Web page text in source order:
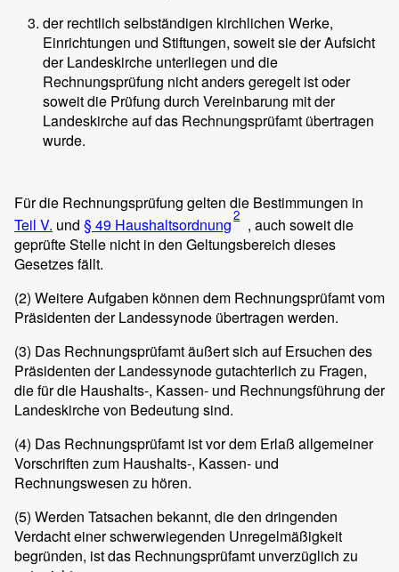
der rechtlich selbständigen kirchlichen Werke,
Einrichtungen und Stiftungen, soweit sie der Aufsicht
der Landeskirche unterliegen und die
Rechnungsprüfung nicht anders geregelt ist oder
soweit die Prüfung durch Vereinbarung mit der
Landeskirche auf das Rechnungsprüfamt übertragen
wurde.
Für die Rechnungsprüfung gelten die Bestimmungen in
Teil V. und § 49 Haushaltsordnung2 , auch soweit die
geprüfte Stelle nicht in den Geltungsbereich dieses
Gesetzes fällt.
(2) Weitere Aufgaben können dem Rechnungsprüfamt vom
Präsidenten der Landessynode übertragen werden.
(3) Das Rechnungsprüfamt äußert sich auf Ersuchen des
Präsidenten der Landessynode gutachterlich zu Fragen,
die für die Haushalts-, Kassen- und Rechnungsführung der
Landeskirche von Bedeutung sind.
(4) Das Rechnungsprüfamt ist vor dem Erlaß allgemeiner
Vorschriften zum Haushalts-, Kassen- und
Rechnungswesen zu hören.
(5) Werden Tatsachen bekannt, die den dringenden
Verdacht einer schwerwiegenden Unregelmäßigkeit
begründen, ist das Rechnungsprüfamt unverzüglich zu